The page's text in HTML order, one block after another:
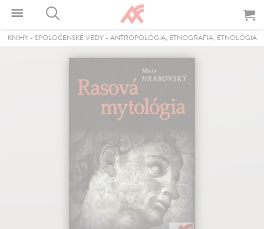
KNIHY- SPOLOČENSKÉ VEDY- ANTROPOLÓGIA, ETNOGRAFIA, ETNOLÓGIA